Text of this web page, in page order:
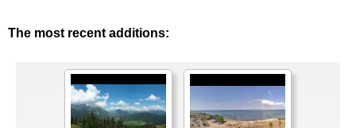
The most recent additions: